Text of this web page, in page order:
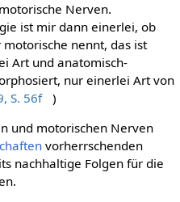
Nerven.
ist mir dann einerlei, ob
nennt, das ist
Art und anatomisch-
nur einerlei Art von
S. 56f
)
und motorischen Nerven
vorherrschenden
nachhaltige Folgen für die